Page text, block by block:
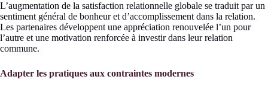
L’augmentation de la satisfaction relationnelle globale se traduit par un
sentiment général de bonheur et d’accomplissement dans la relation.
Les partenaires développent une appréciation renouvelée l’un pour
l’autre et une motivation renforcée à investir dans leur relation
commune.
Adapter les pratiques aux contraintes modernes